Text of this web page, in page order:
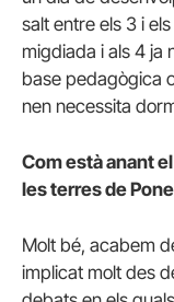
salt entre els 3 i
migdiada i als 4 ja
base pedagògica
nen necessita
Com està anant
les terres de
Molt bé, acabem
implicat molt des